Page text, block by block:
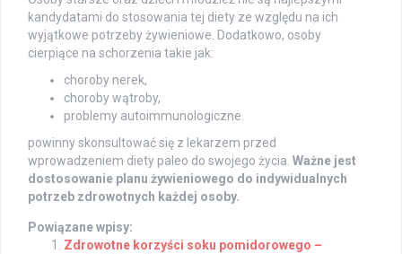
kandydatami do stosowania tej diety ze względu na ich
wyjątkowe potrzeby żywieniowe. Dodatkowo, osoby
cierpiące na schorzenia takie jak:
choroby nerek,
choroby wątroby,
problemy autoimmunologiczne.
powinny skonsultować się z lekarzem przed
wprowadzeniem diety paleo do swojego życia. Ważne jest
dostosowanie planu żywieniowego do indywidualnych
potrzeb zdrowotnych każdej osoby.
Powiązane wpisy:
Zdrowotne korzyści soku pomidorowego –